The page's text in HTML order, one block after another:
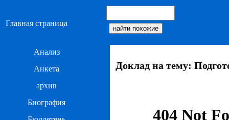
Главная страница
Анализ
Анкета
архив
Биография
Доклад на тему: